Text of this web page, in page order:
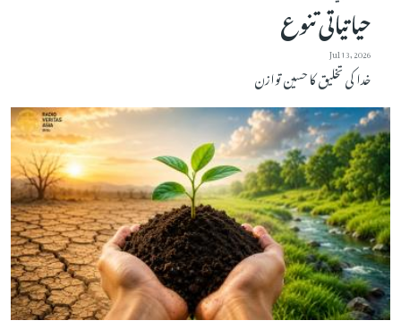
حیاتیاتی تنوع
Jul 13, 2026
خدا کی تخلیق کا حسین توازن